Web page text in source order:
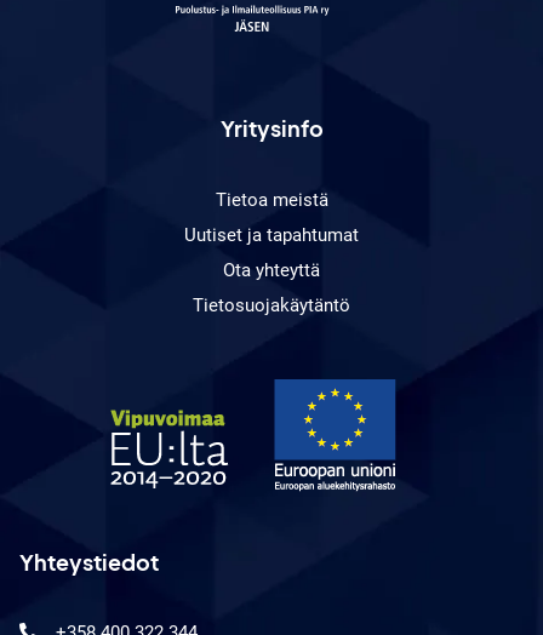
Yritysinfo
Tietoa meistä
Uutiset ja tapahtumat
Ota yhteyttä
Tietosuojakäytäntö
Yhteystiedot